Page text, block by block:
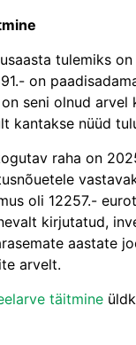
tulemiks
on
seni olnud arvel
kantakse nüüd
raha on
oli 12257.-
kirjutatud,
aastate
arvelt.
täitmine